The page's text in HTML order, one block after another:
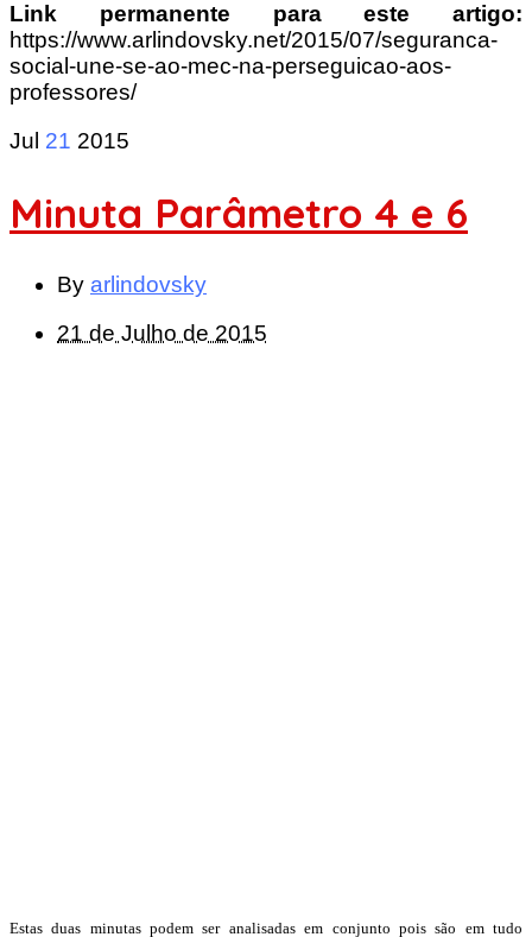
Link permanente para este artigo:
https://www.arlindovsky.net/2015/07/seguranca-
social-une-se-ao-mec-na-perseguicao-aos-
professores/
Jul 21 2015
Minuta Parâmetro 4 e 6
By arlindovsky
21 de Julho de 2015
Estas duas minutas podem ser analisadas em conjunto pois são em tudo